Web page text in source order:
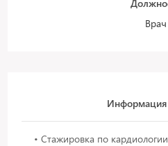
Врач
Информация
• Стажировка по